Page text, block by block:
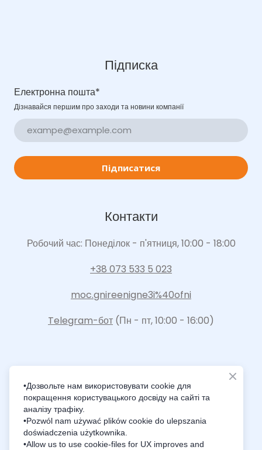
Підписка
Електронна пошта*
Дізнавайся першим про заходи та новини компанії
Підписатися
Контакти
Робочий час: Понеділок - п'ятниця, 10:00 - 18:00
+38 073 533 5 023
moc.gnireenigne3i%40ofni
Telegram-бот (Пн - пт, 10:00 - 16:00)
Intelligence Innovation Integration
•Дозвольте нам використовувати cookie для
покращення користувацького досвіду на сайті та
аналізу трафіку.
•Pozwól nam używać plików cookie do ulepszania
doświadczenia użytkownika.
•Allow us to use cookie-files for UX improves and